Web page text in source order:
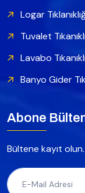
Logar
Tuvalet
Lavabo
Banyo Gider
Abone
Bültene kayıt olun.